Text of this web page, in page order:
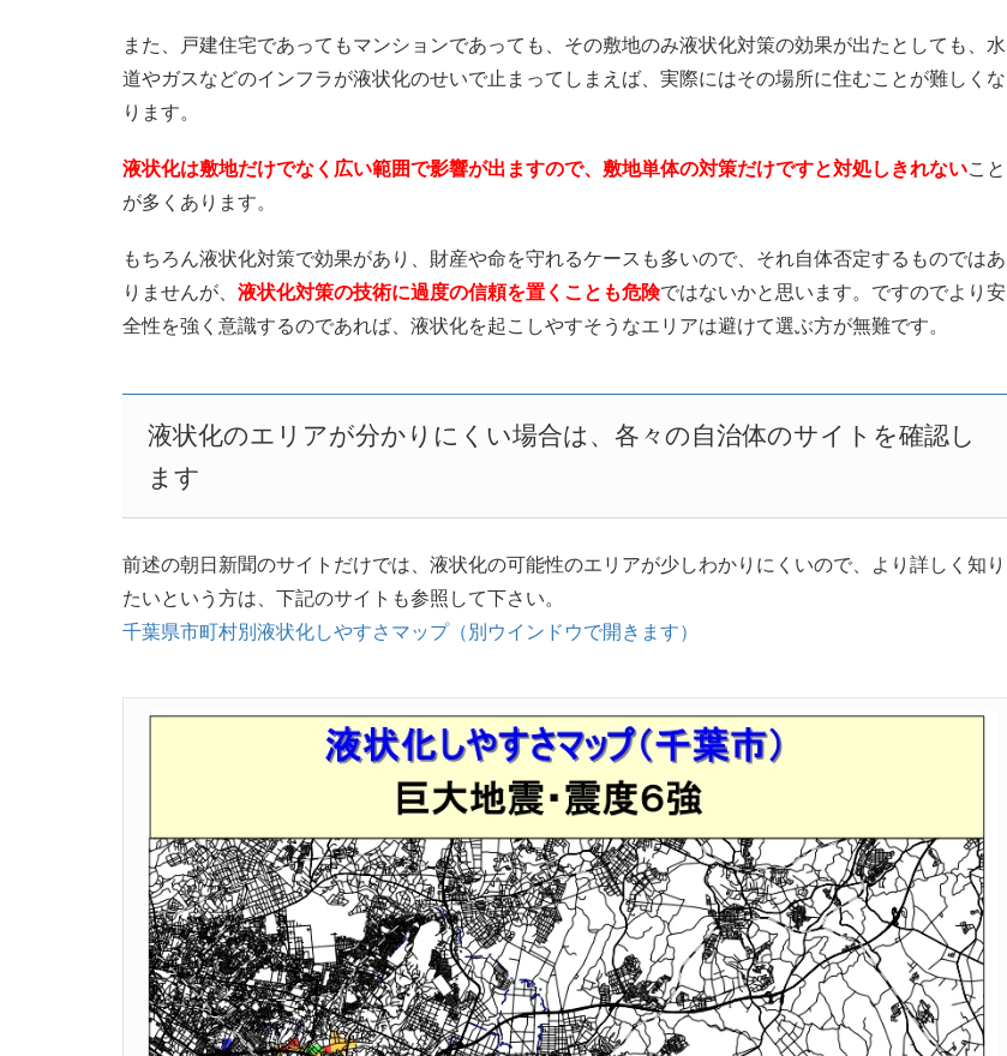
また、戸建住宅であってもマンションであっても、その敷地のみ液状化対策の効果が出たとしても、水
道やガスなどのインフラが液状化のせいで止まってしまえば、実際にはその場所に住むことが難しくな
ります。
液状化は敷地だけでなく広い範囲で影響が出ますので、敷地単体の対策だけですと対処しきれないこと
が多くあります。
もちろん液状化対策で効果があり、財産や命を守れるケースも多いので、それ自体否定するものではあ
りませんが、 液状化対策の技術に過度の信頼を置くことも危険ではないかと思います。ですのでより安
全性を強く意識するのであれば、液状化を起こしやすそうなエリアは避けて選ぶ方が無難です。
液状化のエリアが分かりにくい場合は、各々の自治体のサイトを確認し
ます
前述の朝日新聞のサイトだけでは、液状化の可能性のエリアが少しわかりにくいので、より詳しく知り
たいという方は、下記のサイトも参照して下さい。
千葉県市町村別液状化しやすさマップ（別ウインドウで開きます）